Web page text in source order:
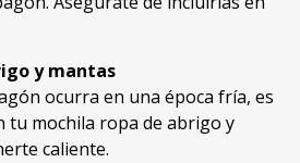
y mantas
ocurra en una época fría, es
tu mochila ropa de abrigo y
caliente.